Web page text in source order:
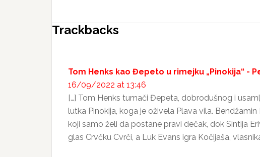
Reader
Trackbacks
Tom Henks kao Đepeto u rimejku „Pinokija“ -
16/09/2022 at 13:46
[…] Tom Henks tumači Đepeta, dobrodušnog i
lutka Pinokija, koga je oživela Plava vila.
koji samo želi da postane pravi dečak, dok Sintija
glas Crvčku Cvrči, a Luk Evans igra Kočijaša,